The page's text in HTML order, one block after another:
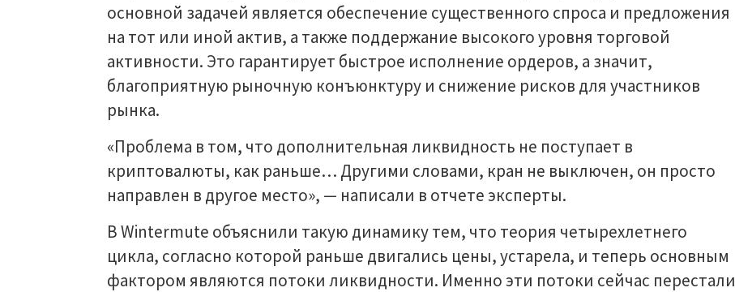
основной задачей является обеспечение существенного спроса и предложения
на тот или иной актив, а также поддержание высокого уровня торговой
активности. Это гарантирует быстрое исполнение ордеров, а значит,
благоприятную рыночную конъюнктуру и снижение рисков для участников
рынка.
«Проблема в том, что дополнительная ликвидность не поступает в
криптовалюты, как раньше… Другими словами, кран не выключен, он просто
направлен в другое место», — написали в отчете эксперты.
В Wintermute объяснили такую динамику тем, что теория четырехлетнего
цикла, согласно которой раньше двигались цены, устарела, и теперь основным
фактором являются потоки ликвидности. Именно эти потоки сейчас перестали